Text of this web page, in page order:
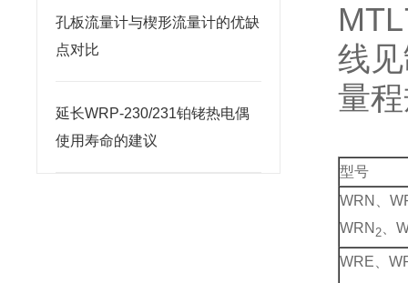
孔板流量计与楔形流量计的优缺
点对比
延长WRP-230/231铂铑热电偶
使用寿命的建议
线
量
型号
WRN、
WRN 2 、
WRE、